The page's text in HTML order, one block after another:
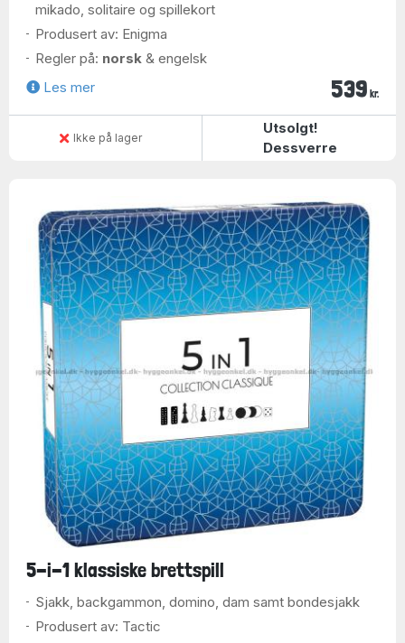
mikado, solitaire og spillekort
Produsert av: Enigma
Regler på: norsk& engelsk
Les mer
539 kr.
Ikke på lager
Utsolgt!
Dessverre
5-i-1 klassiske brettspill
Sjakk, backgammon, domino, dam samt bondesjakk
Produsert av: Tactic